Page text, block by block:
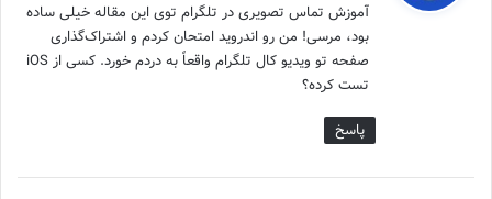
آموزش تماس تصویری در تلگرام توی این مقاله خیلی ساده
بود، مرسی! من رو اندروید امتحان کردم و اشتراک‌گذاری
صفحه تو ویدیو کال تلگرام واقعاً به دردم خورد. کسی از iOS
تست کرده؟
پاسخ